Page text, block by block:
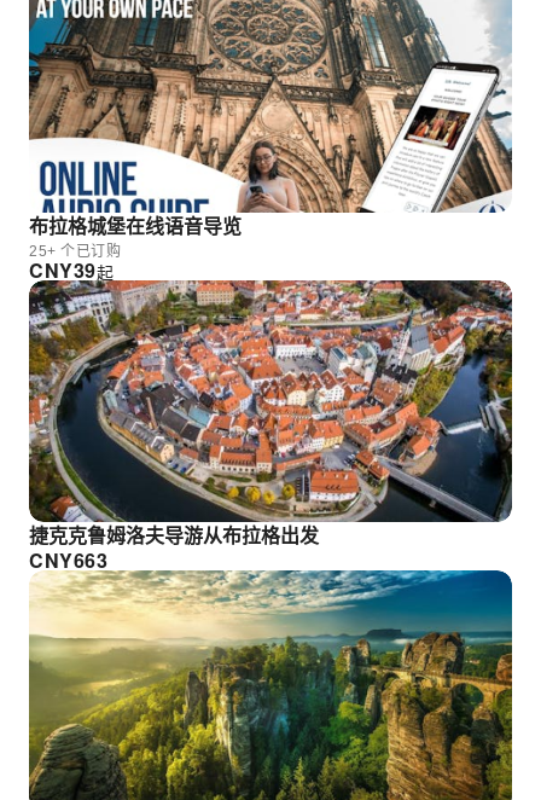
布拉格城堡在线语音导览
25+ 个已订购
CNY39起
捷克克鲁姆洛夫导游从布拉格出发
CNY663